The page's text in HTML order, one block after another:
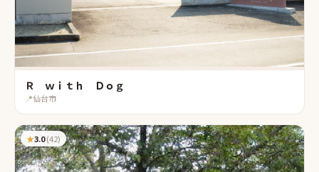
Ｒ ｗｉｔｈ Ｄｏｇ
📍仙台市
★3.0(42)